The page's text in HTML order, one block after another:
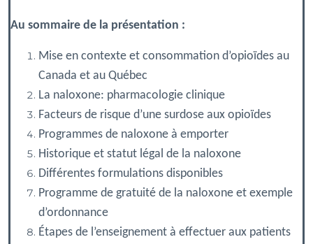
Au sommaire de la présentation :
Mise en contexte et consommation d’opioïdes au
Canada et au Québec
La naloxone: pharmacologie clinique
Facteurs de risque d’une surdose aux opioïdes
Programmes de naloxone à emporter
Historique et statut légal de la naloxone
Différentes formulations disponibles
Programme de gratuité de la naloxone et exemple
d’ordonnance
Étapes de l’enseignement à effectuer aux patients